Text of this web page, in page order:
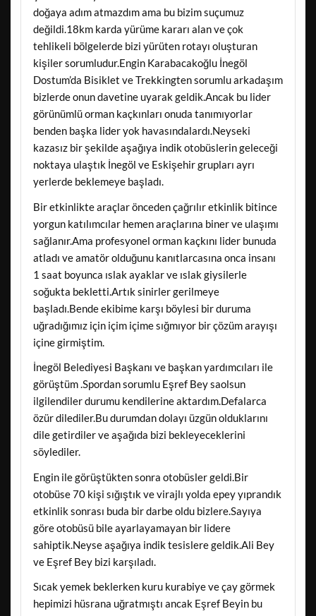
doğaya adım atmazdım ama bu bizim suçumuz
değildi.18km karda yürüme kararı alan ve çok
tehlikeli bölgelerde bizi yürüten rotayı oluşturan
kişiler sorumludur.Engin Karabacakoğlu İnegöl
Dostum’da Bisiklet ve Trekkingten sorumlu arkadaşım
bizlerde onun davetine uyarak geldik.Ancak bu lider
görünümlü orman kaçkınları onuda tanımıyorlar
benden başka lider yok havasındalardı.Neyseki
kazasız bir şekilde aşağıya indik otobüslerin geleceği
noktaya ulaştık İnegöl ve Eskişehir grupları ayrı
yerlerde beklemeye başladı.
Bir etkinlikte araçlar önceden çağrılır etkinlik bitince
yorgun katılımcılar hemen araçlarına biner ve ulaşımı
sağlanır.Ama profesyonel orman kaçkını lider bunuda
atladı ve amatör olduğunu kanıtlarcasına onca insanı
1 saat boyunca ıslak ayaklar ve ıslak giysilerle
soğukta bekletti.Artık sinirler gerilmeye
başladı.Bende ekibime karşı böylesi bir duruma
uğradığımız için içim içime sığmıyor bir çözüm arayışı
içine girmiştim.
İnegöl Belediyesi Başkanı ve başkan yardımcıları ile
görüştüm .Spordan sorumlu Eşref Bey saolsun
ilgilendiler durumu kendilerine aktardım.Defalarca
özür dilediler.Bu durumdan dolayı üzgün olduklarını
dile getirdiler ve aşağıda bizi bekleyeceklerini
söylediler.
Engin ile görüştükten sonra otobüsler geldi.Bir
otobüse 70 kişi sığıştık ve virajlı yolda epey yıprandık
etkinlik sonrası buda bir darbe oldu bizlere.Sayıya
göre otobüsü bile ayarlayamayan bir lidere
sahiptik.Neyse aşağıya indik tesislere geldik.Ali Bey
ve Eşref Bey bizi karşıladı.
Sıcak yemek beklerken kuru kurabiye ve çay görmek
hepimizi hüsrana uğratmıştı ancak Eşref Beyin bu